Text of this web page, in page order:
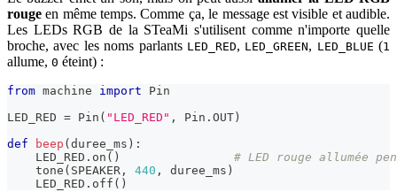
rouge en même temps. Comme ça, le message est visible et audible.
Les LEDs RGB de la STeaMi s'utilisent comme n'importe quelle
broche, avec les noms parlants LED_RED, LED_GREEN, LED_BLUE (1
allume, 0 éteint) :
from machine import Pin
LED_RED = Pin ( "LED_RED" , Pin . OUT )
def
beep ( duree_ms ) :
    LED_RED
. on ( )
# LED rouge allumée
    tone
( SPEAKER , 440 , duree_ms )
    LED_RED
. off ( )